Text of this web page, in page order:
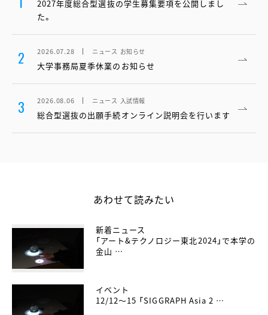
2027年度総合型選抜の学生募集要項を公開しまし
た。
2 2026.07.28 ニュース お知らせ
大学事務局夏季休業のお知らせ
3 2026.08.06 ニュース 入試情報
総合型選抜の出願手続オンライン説明会を行います
あわせて読みたい
新着ニュース
「アート&テクノロジー東北2024」で本学の
金山 …
イベント
12/12～15 「SIGGRAPH Asia 2 …